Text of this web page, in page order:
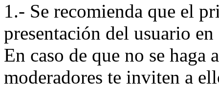
1.- Se recomienda que el
presentación del usuario
En caso de que no se haga
moderadores te inviten a